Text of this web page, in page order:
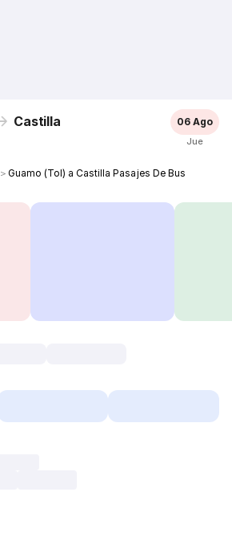
Castilla 06 Ago
Jue
＞Guamo (Tol) a Castilla Pasajes De Bus